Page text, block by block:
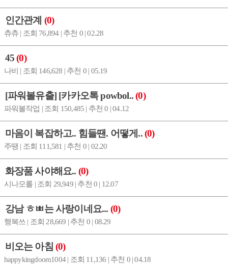
인간관계 (0)
츄츄 | 조회 76,894 | 추천 0 | 02.28
45(0)
나비 | 조회 146,628 | 추천 0 | 05.19
[파워볼유출] [카카오톡 powbol..(0)
파워볼작업 | 조회 150,485 | 추천 0 | 04.12
마음이 복잡하고.. 힘들땐. 어떻게..(0)
주땡 | 조회 111,581 | 추천 0 | 02.20
화장품 사야해요.. (0)
시나모롤 | 조회 29,949 | 추천 0 | 12.07
강남 ㅎㅃ는 사랑이네요... (0)
행복쓰 | 조회 28,669 | 추천 0 | 08.29
비오는 아침 (0)
happykingdoom1004 | 조회 11,136 | 추천 0 | 04.18